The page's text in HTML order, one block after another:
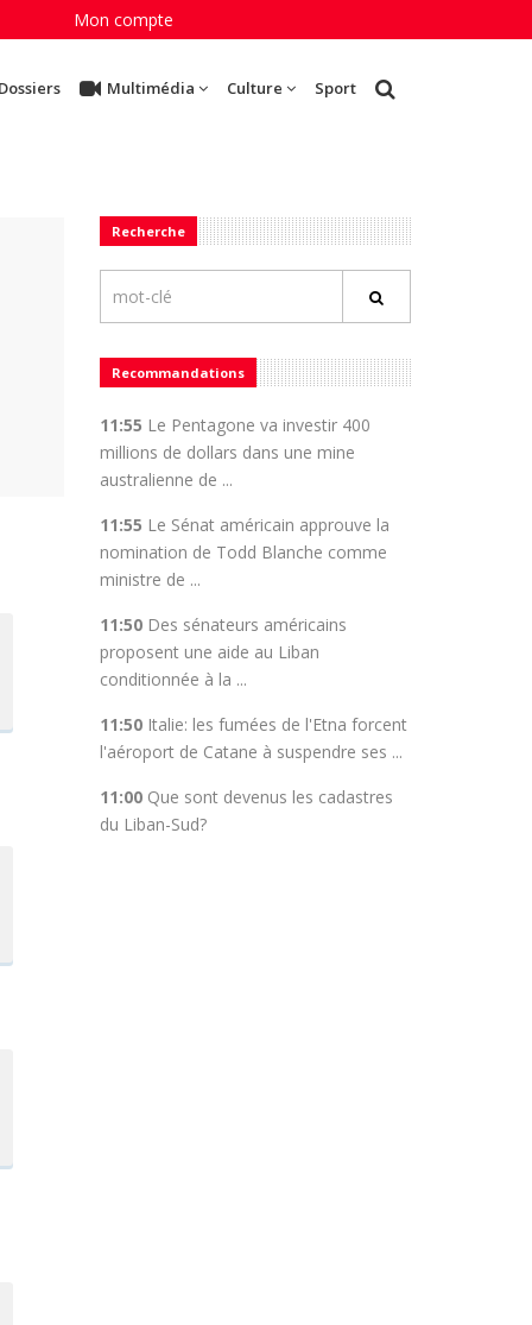
Mon compte
Multimédia Culture Sport
Recherche
Recommandations
11:55 Le Pentagone va investir 400
millions de dollars dans une mine
australienne de ...
11:55 Le Sénat américain approuve la
nomination de Todd Blanche comme
ministre de ...
11:50Des sénateurs américains
proposent une aide au Liban
conditionnée à la ...
11:50Italie: les fumées de l'Etna forcent
l'aéroport de Catane à suspendre ses ...
11:00Que sont devenus les cadastres
du Liban-Sud?